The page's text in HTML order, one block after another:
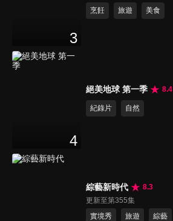
3
烹飪
旅遊 美食
4
絕美地球 第一季 8.4
紀錄片 自然
綜藝新時代
8.3
更新至第355集
實境秀
旅遊 綜藝